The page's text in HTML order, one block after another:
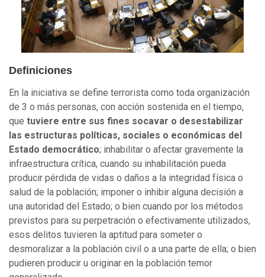
Definiciones
En la iniciativa se define terrorista como toda organización
de 3 o más personas, con acción sostenida en el tiempo,
que tuviere entre sus fines socavar o desestabilizar
las estructuras políticas, sociales o económicas del
Estado democrático; inhabilitar o afectar gravemente la
infraestructura crítica, cuando su inhabilitación pueda
producir pérdida de vidas o daños a la integridad física o
salud de la población; imponer o inhibir alguna decisión a
una autoridad del Estado; o bien cuando por los métodos
previstos para su perpetración o efectivamente utilizados,
esos delitos tuvieren la aptitud para someter o
desmoralizar a la población civil o a una parte de ella; o bien
pudieren producir u originar en la población temor